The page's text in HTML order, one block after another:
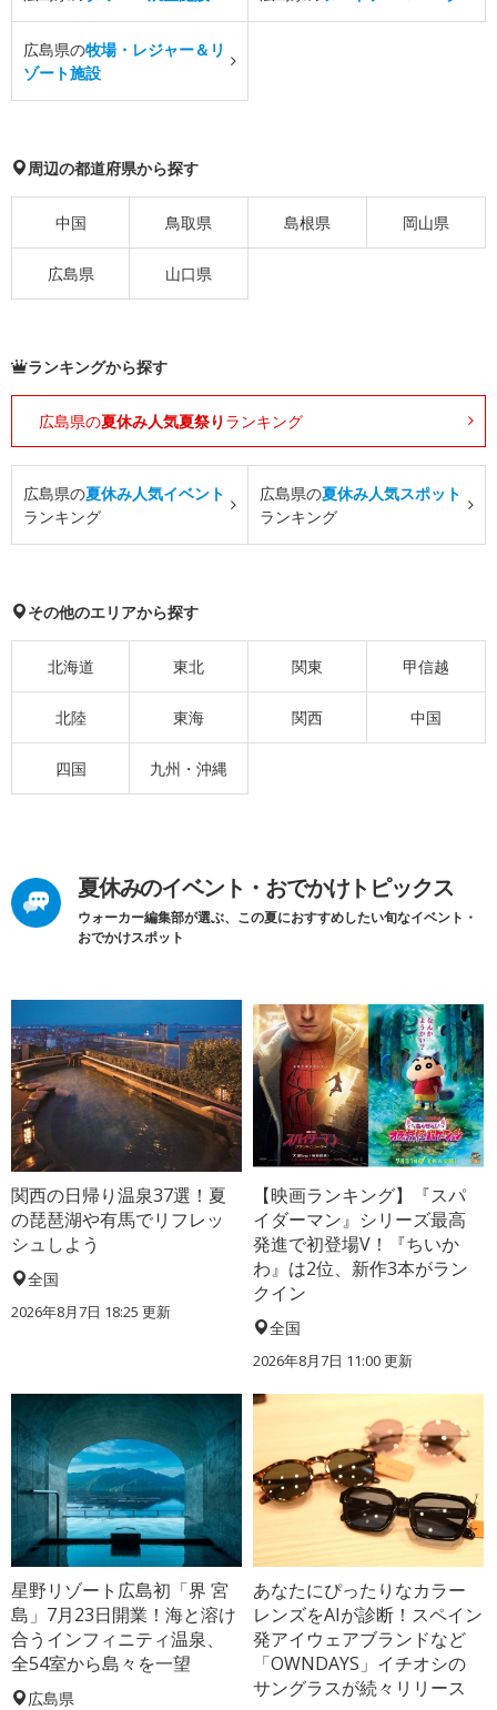
広島県の牧場・レジャー＆リ
ゾート施設
周辺の都道府県から探す
中国 鳥取県 島根県 岡山県
広島県 山口県
ランキングから探す
広島県の夏休み人気夏祭り ランキング
広島県の夏休み人気イベント
ランキング
広島県の夏休み人気スポット
ランキング
その他のエリアから探す
北海道 東北 関東 甲信越
北陸 東海 関西 中国
四国 九州・沖縄
夏休みのイベント・おでかけトピックス
ウォーカー編集部が選ぶ、この夏におすすめしたい旬なイベント・
おでかけスポット
関西の日帰り温泉37選！夏
の琵琶湖や有馬でリフレッ
シュしよう
全国
2026年8月7日 18:25 更新
【映画ランキング】『スパ
イダーマン』シリーズ最高
発進で初登場V！『ちいか
わ』は2位、新作3本がラン
クイン
全国
2026年8月7日 11:00更新
星野リゾート広島初「界 宮
島」7月23日開業！海と溶け
合うインフィニティ温泉、
全54室から島々を一望
広島県
あなたにぴったりなカラー
レンズをAIが診断！スペイン
発アイウェアブランドなど
「OWNDAYS」イチオシの
サングラスが続々リリース